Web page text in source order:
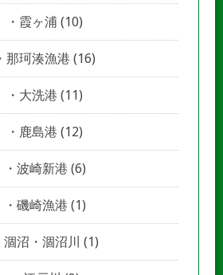
霞ヶ浦 (10)
那珂湊漁港 (16)
大洗港 (11)
鹿島港 (12)
波崎新港 (6)
磯崎漁港 (1)
涸沼・涸沼川 (1)